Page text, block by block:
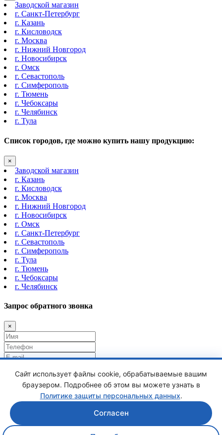
Заводской магазин
г. Санкт-Петербург
г. Казань
г. Кисловодск
г. Москва
г. Нижний Новгород
г. Новосибирск
г. Омск
г. Севастополь
г. Симферополь
г. Тюмень
г. Чебоксары
г. Челябинск
г. Тула
Список городов, где можно купить нашу продукцию:
×
Заводской магазин
г. Казань
г. Кисловодск
г. Москва
г. Нижний Новгород
г. Новосибирск
г. Омск
г. Санкт-Петербург
г. Севастополь
г. Симферополь
г. Тула
г. Тюмень
г. Чебоксары
г. Челябинск
Запрос обратного звонка
×
Я ознакомлен и согласен сПользовательским соглашением
Отправить
Сайт использует файлы cookie, обрабатываемые вашим
браузером. Подробнее об этом вы можете узнать в
Политике защиты персональных данных.
Согласен